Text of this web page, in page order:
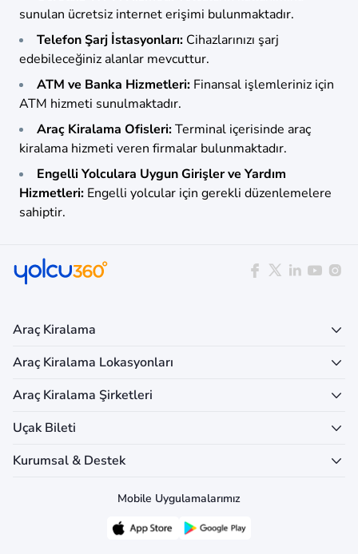
sunulan ücretsiz internet erişimi bulunmaktadır.
Telefon Şarj İstasyonları: Cihazlarınızı şarj
edebileceğiniz alanlar mevcuttur.
ATM ve Banka Hizmetleri: Finansal işlemleriniz için
ATM hizmeti sunulmaktadır.
Araç Kiralama Ofisleri:Terminal içerisinde araç
kiralama hizmeti veren firmalar bulunmaktadır.
Engelli Yolculara Uygun Girişler ve Yardım
Hizmetleri: Engelli yolcular için gerekli düzenlemelere
sahiptir.
Araç Kiralama
Araç Kiralama Lokasyonları
Araç Kiralama Şirketleri
Uçak Bileti
Kurumsal & Destek
Mobile Uygulamalarımız